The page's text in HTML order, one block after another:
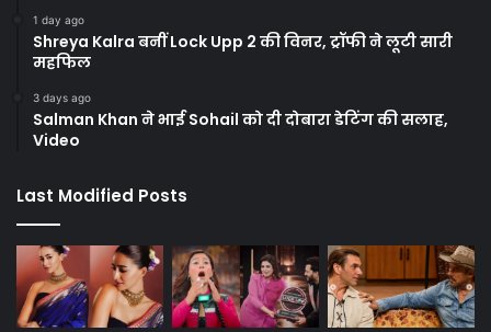
1 day ago
Shreya Kalra बनीं Lock Upp 2 की विनर, ट्रॉफी ने लूटी सारी
महफिल
3 days ago
Salman Khan ने भाई Sohail को दी दोबारा डेटिंग की सलाह,
Video
Last Modified Posts